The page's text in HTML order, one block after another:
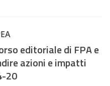
editoriale di FPA e
azioni e impatti
20